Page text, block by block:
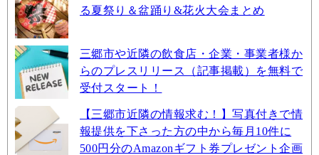
る夏祭り＆盆踊り&花火大会まとめ
三郷市や近隣の飲食店・企業・事業者様か
らのプレスリリース（記事掲載）を無料で
受付スタート！
【三郷市近隣の情報求む！】写真付きで情
報提供を下さった方の中から毎月10件に
500円分のAmazonギフト券プレゼント企画